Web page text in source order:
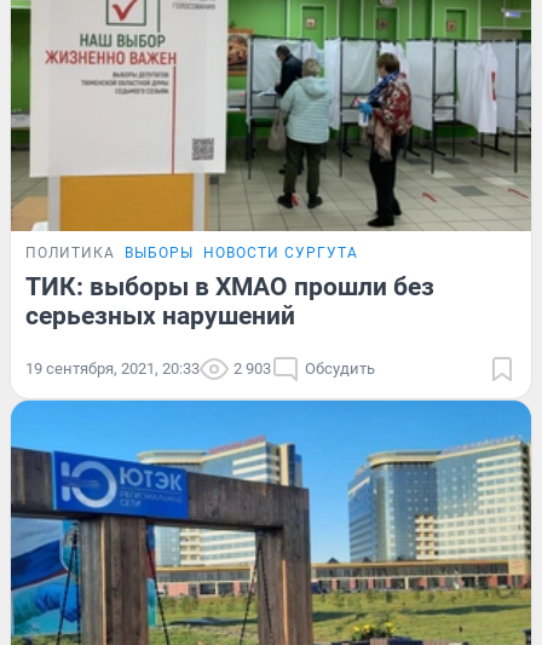
ПОЛИТИКА ВЫБОРЫ НОВОСТИ СУРГУТА
ТИК: выборы в ХМАО прошли без
серьезных нарушений
19 сентября, 2021, 20:33 2 903 Обсудить